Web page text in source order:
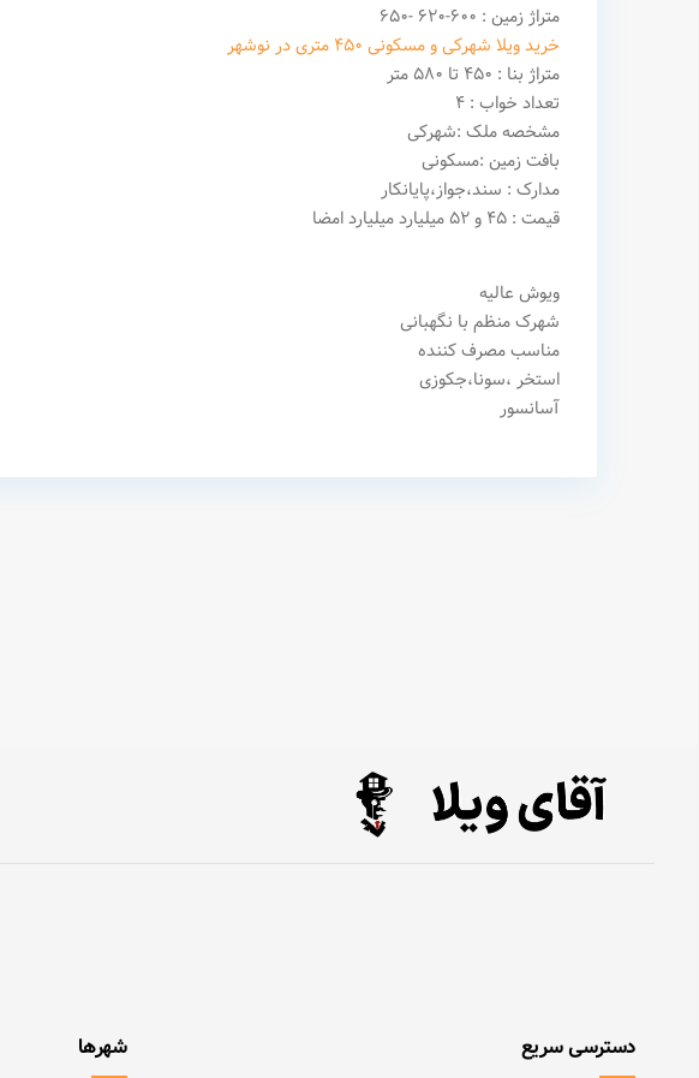
متراژ زمین : ۶۰۰-۶۲۰ -۶۵۰
خرید ویلا شهرکی و مسکونی 450 متری در نوشهر
متراژ بنا : ۴۵۰ تا ۵۸۰ متر
تعداد خواب : ۴
مشخصه ملک :شهرکی
بافت زمین :مسکونی
مدارک : سند،جواز،پایانکار
قیمت : ۴۵ و ۵۲ میلیارد میلیارد امضا
ویوش عالیه
شهرک منظم با نگهبانی
مناسب مصرف کننده
استخر ،سونا،جکوزی
آسانسور
دسترسی سریع شهرها